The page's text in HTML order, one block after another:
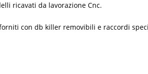
ricavati da lavorazione Cnc.
con db killer removibili e raccordi